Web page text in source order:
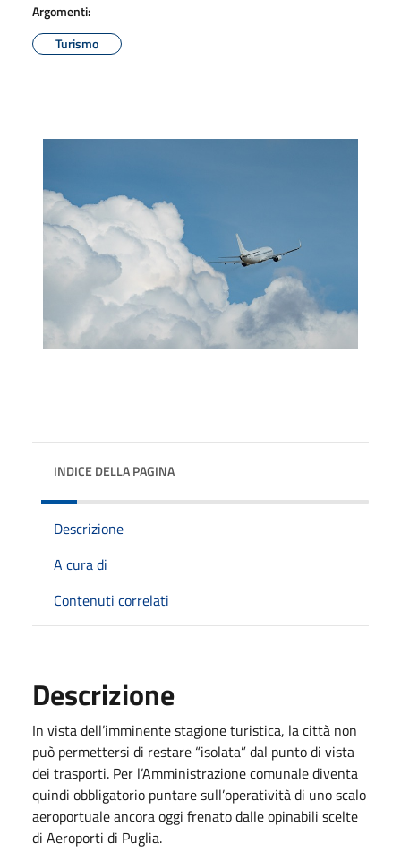
Argomenti:
Turismo
INDICE DELLA PAGINA
Descrizione
A cura di
Contenuti correlati
Descrizione
In vista dell’imminente stagione turistica, la città non
può permettersi di restare “isolata” dal punto di vista
dei trasporti. Per l’Amministrazione comunale diventa
quindi obbligatorio puntare sull’operatività di uno scalo
aeroportuale ancora oggi frenato dalle opinabili scelte
di Aeroporti di Puglia.